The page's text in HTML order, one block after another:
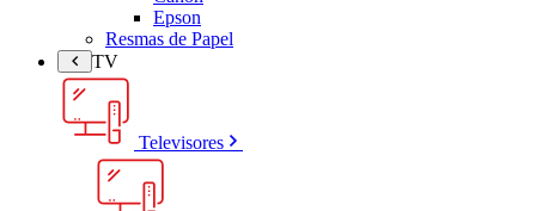
Epson
Resmas de Papel
TV
Televisores